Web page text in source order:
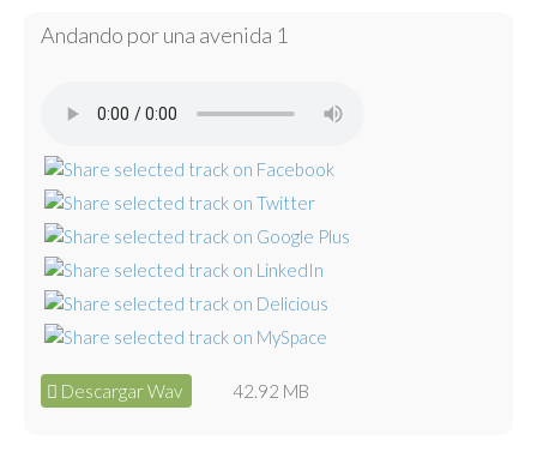
Andando por una avenida 1
Descargar Wav 42.92 MB